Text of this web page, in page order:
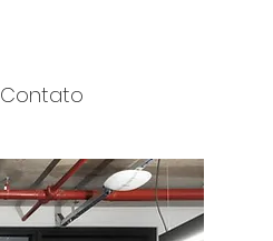
Contato